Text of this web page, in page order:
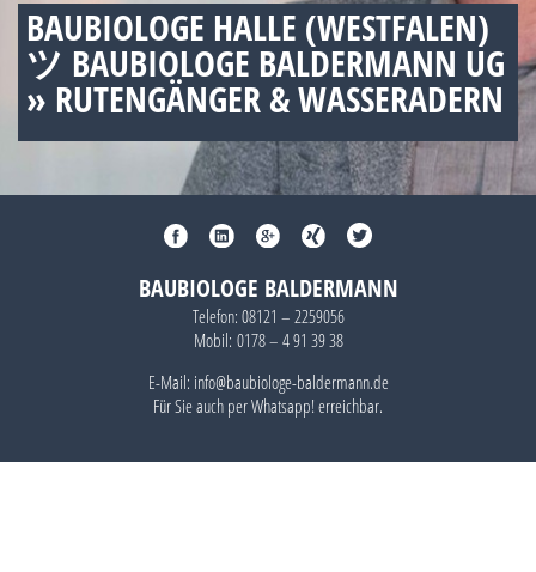
BAUBIOLOGE HALLE (WESTFALEN)
ツ BAUBIOLOGE BALDERMANN UG
» RUTENGÄNGER & WASSERADERN
BAUBIOLOGE BALDERMANN
Telefon: 08121 – 2259056
Mobil: 0178 – 4 91 39 38
E-Mail: info@baubiologe-baldermann.de
Für Sie auch perWhatsapp!erreichbar.